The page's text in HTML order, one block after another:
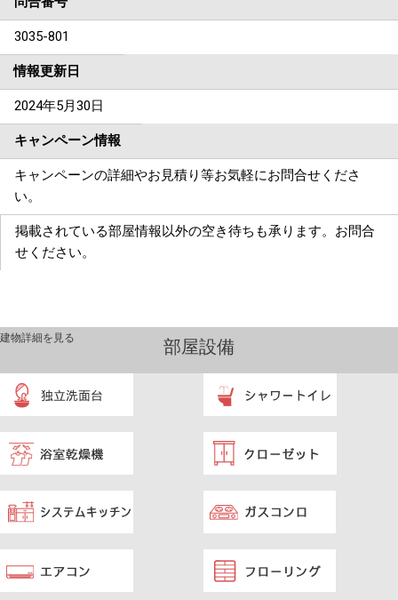
3035-801
情報更新日
2024年5月30日
キャンペーン情報
キャンペーンの詳細やお見積り等お気軽にお問合せくださ
い。
掲載されている部屋情報以外の空き待ちも承ります。お問合
せください。
部屋設備
建物詳細を見る